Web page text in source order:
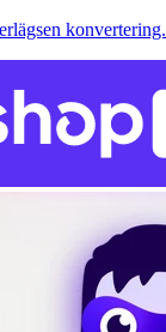
konvertering.